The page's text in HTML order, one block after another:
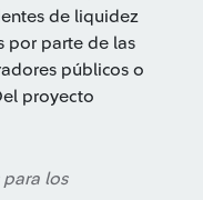
de liquidez
por parte de las
públicos o
proyecto
los